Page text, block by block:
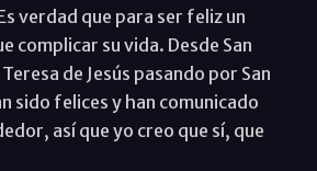
verdad que para ser feliz un
complicar su vida. Desde San
de Jesús pasando por San
sido felices y han comunicado
así que yo creo que sí, que